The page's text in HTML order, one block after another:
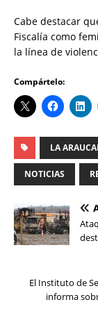
Cabe destacar
Fiscalía como
la línea de
Compártelo:
LA
NOTICIAS
El Instituto de
informa